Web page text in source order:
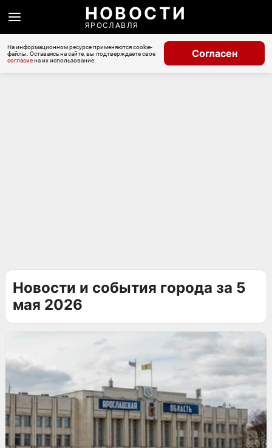
НОВОСТИ
ЯРОСЛАВЛЯ
На информационном ресурсе применяются cookie-
файлы. Оставаясь на сайте, вы подтверждаете свое
согласиена их использование.
Согласен
Новости и события города за 5
мая 2026